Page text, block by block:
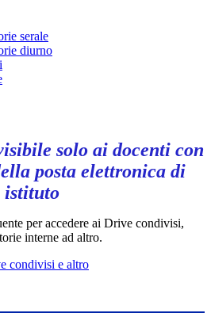
serale
diurno
solo ai docenti con
posta elettronica di
istituto
per accedere ai Drive condivisi,
interne ad altro.
condivisi e altro